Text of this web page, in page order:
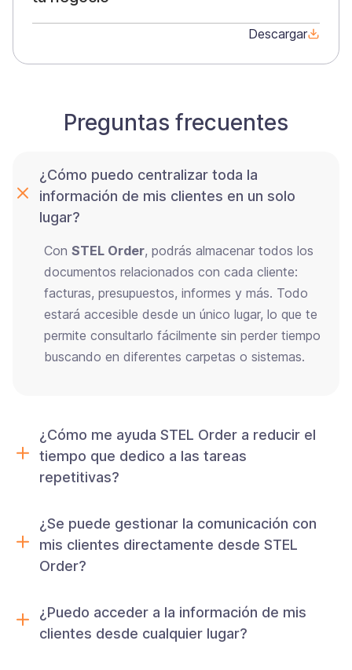
Descargar
Preguntas frecuentes
¿Cómo puedo centralizar toda la
información de mis clientes en un solo
lugar?
Con STEL Order, podrás almacenar todos los
documentos relacionados con cada cliente:
facturas, presupuestos, informes y más. Todo
estará accesible desde un único lugar, lo que te
permite consultarlo fácilmente sin perder tiempo
buscando en diferentes carpetas o sistemas.
¿Cómo me ayuda STEL Order a reducir el
tiempo que dedico a las tareas
repetitivas?
¿Se puede gestionar la comunicación con
mis clientes directamente desde STEL
Order?
¿Puedo acceder a la información de mis
clientes desde cualquier lugar?